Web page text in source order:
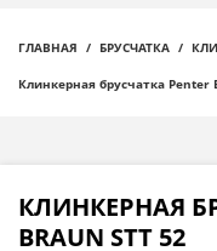
ГЛАВНАЯ БРУСЧАТКА
Клинкерная брусчатка Penter
КЛИНКЕРНАЯ
BRAUN STT 52